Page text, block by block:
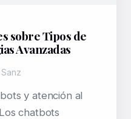
sobre Tipos de
Avanzadas
y atención al
chatbots